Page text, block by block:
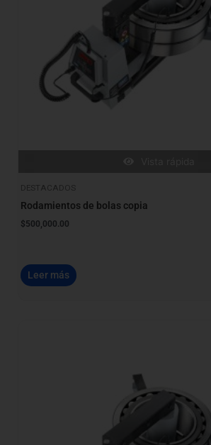
DESTACADOS
Rodamientos de bolas copia
$500,000.00
Leer más